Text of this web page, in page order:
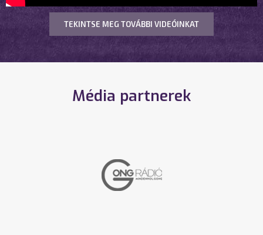
TEKINTSE MEG TOVÁBBI VIDEÓINKAT
Média partnerek